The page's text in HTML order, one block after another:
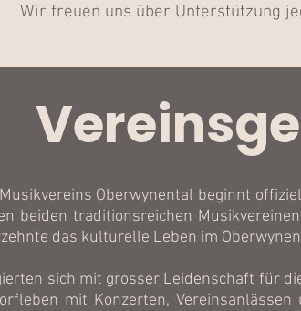
Wir freuen uns über Unterstützung
Oberwynental beginnt
beiden traditionsreichen
das kulturelle Leben im
sich mit grosser Leidenschaft für
mit Konzerten,